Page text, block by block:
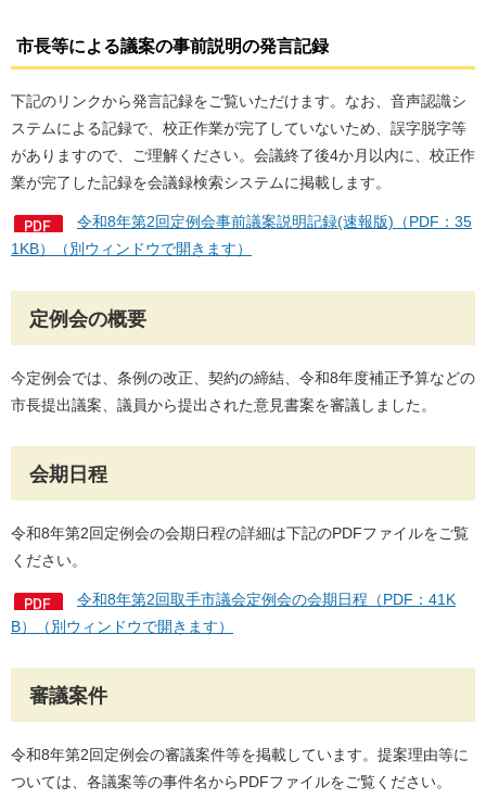
市長等による議案の事前説明の発言記録
下記のリンクから発言記録をご覧いただけます。なお、音声認識シ
ステムによる記録で、校正作業が完了していないため、誤字脱字等
がありますので、ご理解ください。会議終了後4か月以内に、校正作
業が完了した記録を会議録検索システムに掲載します。
令和8年第2回定例会事前議案説明記録(速報版)（PDF：35
1KB）（別ウィンドウで開きます）
定例会の概要
今定例会では、条例の改正、契約の締結、令和8年度補正予算などの
市長提出議案、議員から提出された意見書案を審議しました。
会期日程
令和8年第2回定例会の会期日程の詳細は下記のPDFファイルをご覧
ください。
令和8年第2回取手市議会定例会の会期日程（PDF：41K
B）（別ウィンドウで開きます）
審議案件
令和8年第2回定例会の審議案件等を掲載しています。提案理由等に
ついては、各議案等の事件名からPDFファイルをご覧ください。